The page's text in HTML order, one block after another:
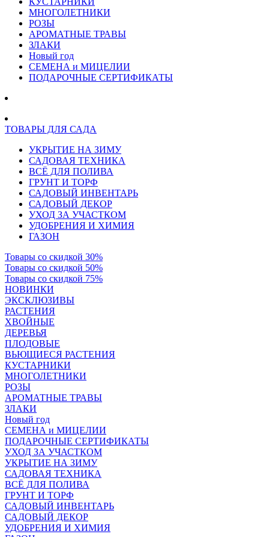
МНОГОЛЕТНИКИ
РОЗЫ
АРОМАТНЫЕ ТРАВЫ
ЗЛАКИ
Новый год
СЕМЕНА и МИЦЕЛИИ
ПОДАРОЧНЫЕ СЕРТИФИКАТЫ
ТОВАРЫ ДЛЯ САДА
УКРЫТИЕ НА ЗИМУ
САДОВАЯ ТЕХНИКА
ВСЁ ДЛЯ ПОЛИВА
ГРУНТ И ТОРФ
САДОВЫЙ ИНВЕНТАРЬ
САДОВЫЙ ДЕКОР
УХОД ЗА УЧАСТКОМ
УДОБРЕНИЯ И ХИМИЯ
ГАЗОН
Товары со скидкой 30%
Товары со скидкой 50%
Товары со скидкой 75%
НОВИНКИ
ЭКСКЛЮЗИВЫ
РАСТЕНИЯ
ХВОЙНЫЕ
ДЕРЕВЬЯ
ПЛОДОВЫЕ
ВЬЮЩИЕСЯ РАСТЕНИЯ
КУСТАРНИКИ
МНОГОЛЕТНИКИ
РОЗЫ
АРОМАТНЫЕ ТРАВЫ
ЗЛАКИ
Новый год
СЕМЕНА и МИЦЕЛИИ
ПОДАРОЧНЫЕ СЕРТИФИКАТЫ
УХОД ЗА УЧАСТКОМ
УКРЫТИЕ НА ЗИМУ
САДОВАЯ ТЕХНИКА
ВСЁ ДЛЯ ПОЛИВА
ГРУНТ И ТОРФ
САДОВЫЙ ИНВЕНТАРЬ
САДОВЫЙ ДЕКОР
УДОБРЕНИЯ И ХИМИЯ